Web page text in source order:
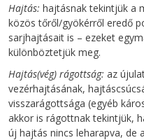
Hajtás: hajtásnak tekintjük a
közös tőről/gyökérről eredő
sarjhajtásait is – ezeket
különböztetjük meg.
Hajtás(vég) rágottság: az
vezérhajtásának,
visszarágottsága (egyéb
akkor is rágottnak tekintjük,
új hajtás nincs leharapva, de